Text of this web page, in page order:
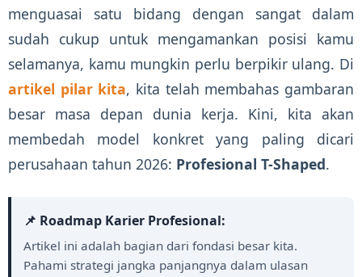
menguasai satu bidang dengan sangat dalam
sudah cukup untuk mengamankan posisi kamu
selamanya, kamu mungkin perlu berpikir ulang. Di
artikel pilar kita, kita telah membahas gambaran
besar masa depan dunia kerja. Kini, kita akan
membedah model konkret yang paling dicari
perusahaan tahun 2026: Profesional T-Shaped.
📌 Roadmap Karier Profesional:
Artikel ini adalah bagian dari fondasi besar kita.
Pahami strategi jangka panjangnya dalam ulasan